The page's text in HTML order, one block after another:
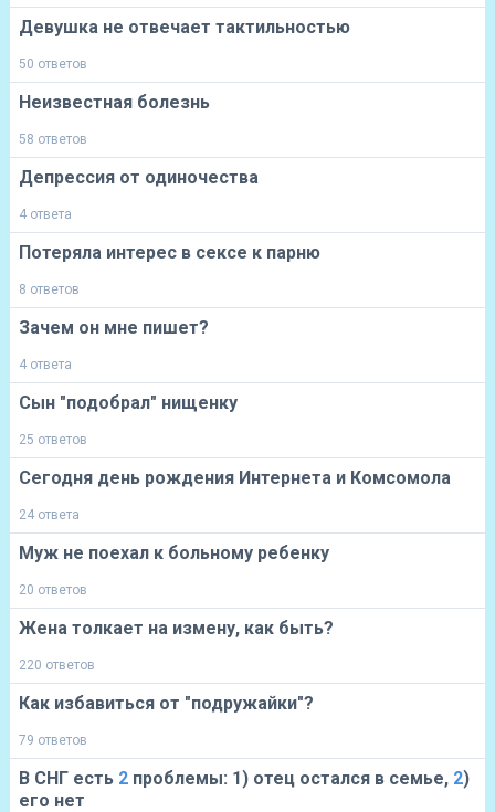
Девушка не отвечает тактильностью
50 ответов
Неизвестная болезнь
58 ответов
Депрессия от одиночества
4 ответа
Потеряла интерес в сексе к парню
8 ответов
Зачем он мне пишет?
4 ответа
Сын "подобрал" нищенку
25 ответов
Сегодня день рождения Интернета и Комсомола
24 ответа
Муж не поехал к больному ребенку
20 ответов
Жена толкает на измену, как быть?
220 ответов
Как избавиться от "подружайки"?
79 ответов
В СНГ есть 2 проблемы: 1) отец остался в семье, 2)
его нет